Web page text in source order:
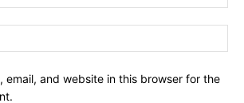
email, and website in this browser for the